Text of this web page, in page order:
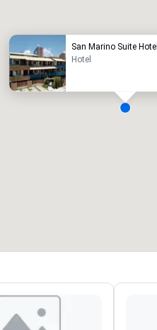
San Marino Suite Hotel
Hotel